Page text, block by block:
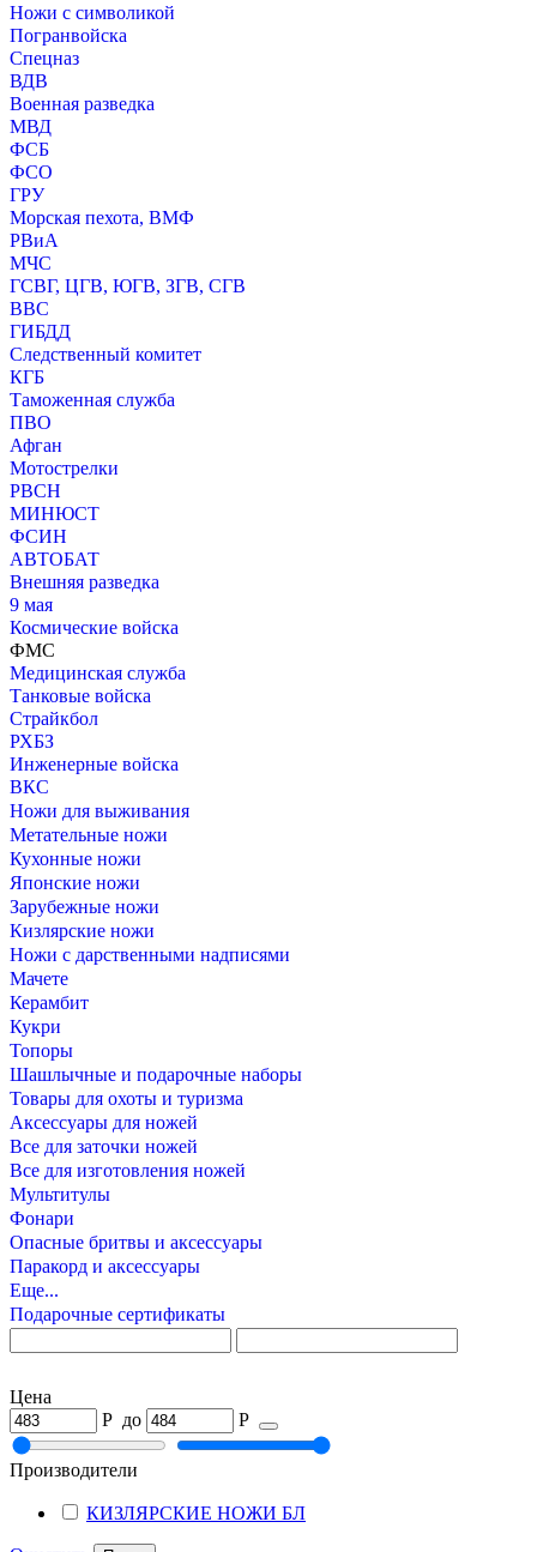
Ножи с символикой
Погранвойска
Спецназ
ВДВ
Военная разведка
МВД
ФСБ
ФСО
ГРУ
Морская пехота, ВМФ
РВиА
МЧС
ГСВГ, ЦГВ, ЮГВ, ЗГВ, СГВ
ВВС
ГИБДД
Следственный комитет
КГБ
Таможенная служба
ПВО
Афган
Мотострелки
РВСН
МИНЮСТ
ФСИН
АВТОБАТ
Внешняя разведка
9 мая
Космические войска
ФМС
Медицинская служба
Танковые войска
Страйкбол
РХБЗ
Инженерные войска
ВКС
Ножи для выживания
Метательные ножи
Кухонные ножи
Японские ножи
Зарубежные ножи
Кизлярские ножи
Ножи с дарственными надписями
Мачете
Керамбит
Кукри
Топоры
Шашлычные и подарочные наборы
Товары для охоты и туризма
Аксессуары для ножей
Все для заточки ножей
Все для изготовления ножей
Мультитулы
Фонари
Опасные бритвы и аксессуары
Паракорд и аксессуары
Еще...
Подарочные сертификаты
Цена
Р до Р
Производители
КИЗЛЯРСКИЕ НОЖИ БЛ